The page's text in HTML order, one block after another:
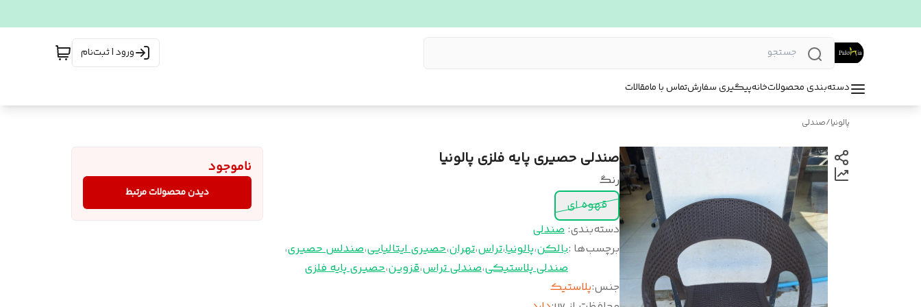
ورود | ثبت‌نام
دسته‌بندی محصولاتخانهپیگیری سفارشتماس با مامقالات
پالونیا/صندلی
صندلی حصیری پایه فلزی پالونیا
رنگ
قهوه ای
دسته‌بندی: صندلی
برچسب‌ها :بالکن،پالونیا،تراس،تهران،حصیری ایتالیایی،صندلس حصیری،
صندلی پلاستیکی،صندلی تراس،قزوین،حصیری پایه فلزی
جنس:پلاستیک
ناموجود
دیدن محصولات مرتبط